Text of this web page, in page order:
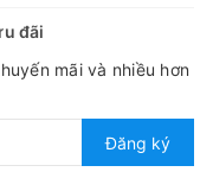
đãi
mãi và nhiều hơn
Đăng ký